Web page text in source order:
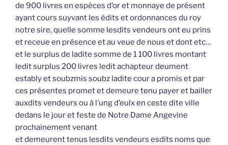
de 900 livres en espèces d’or et monnaye de présent
ayant cours suyvant les édits et ordonnances du roy
notre sire, quelle somme lesdits vendeurs ont eu prins
et receue en présence et au veue de nous et dont etc…
et le surplus de ladite somme de 1 100 livres montant
ledit surplus 200 livres ledit achapteur deument
estably et soubzmis soubz ladite cour a promis et par
ces présentes promet et demeure tenu payer et bailler
auxdits vendeurs ou à l’ung d’eulx en ceste dite ville
dedans le jour et feste de Notre Dame Angevine
prochainement venant
et demeurent tenus lesdits vendeurs esdits noms que